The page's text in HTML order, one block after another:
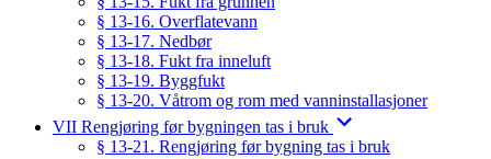
§ 13-16. Overflatevann
§ 13-17. Nedbør
§ 13-18. Fukt fra inneluft
§ 13-19. Byggfukt
§ 13-20. Våtrom og rom med vanninstallasjoner
VII Rengjøring før bygningen tas i bruk
§ 13-21. Rengjøring før bygning tas i bruk